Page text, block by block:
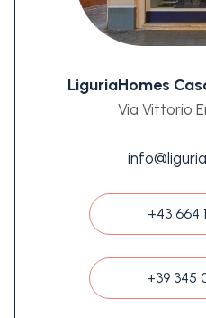
LiguriaHomes
Via Vittorio
+43 664
+39 345